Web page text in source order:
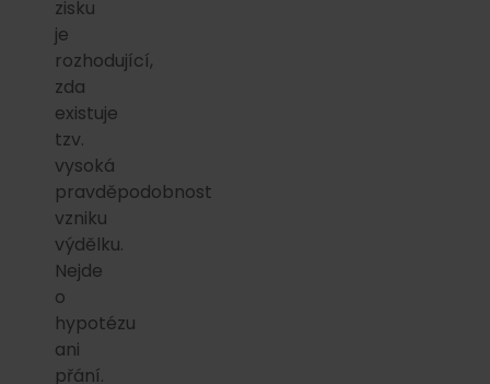
zisku
je
rozhodující,
zda
existuje
tzv.
vysoká
pravděpodobnost
vzniku
výdělku.
Nejde
o
hypotézu
ani
přání.